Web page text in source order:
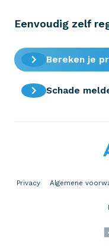
Eenvoudig zelf
Bereken je
Schade
Privacy Algemene